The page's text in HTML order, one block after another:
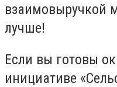
взаимовыручкой
лучше!
Если вы готовы
инициативе